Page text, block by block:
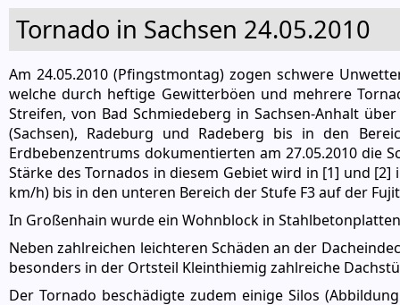
Tornado in Sachsen 24.05.2010
Am 24.05.2010 (Pfingstmontag) zogen schwere
welche durch heftige Gewitterböen und mehrere
Streifen, von Bad Schmiedeberg in Sachsen-Anhalt
(Sachsen), Radeburg und Radeberg bis in den
Erdbebenzentrums dokumentierten am 27.05.2010 die
Stärke des Tornados in diesem Gebiet wird in [1] und
km/h) bis in den unteren Bereich der Stufe F3 auf der
In Großenhain wurde ein Wohnblock in
Neben zahlreichen leichteren Schäden an der
besonders in der Ortsteil Kleinthiemig zahlreiche
Der Tornado beschädigte zudem einige Silos